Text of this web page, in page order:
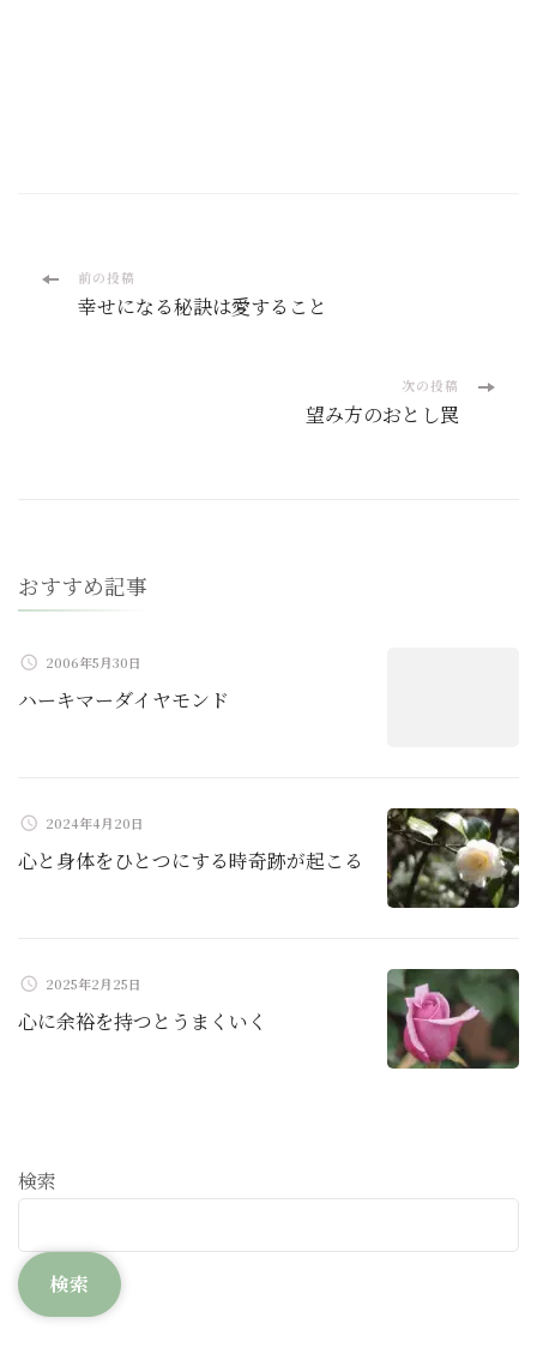
投
ー
シ
ョ
ン
前の投稿
幸せになる秘訣は愛すること
次の投稿
望み方のおとし罠
おすすめ記事
2006年5月30日
ハーキマーダイヤモンド
2024年4月20日
心と身体をひとつにする時奇跡が起こる
2025年2月25日
心に余裕を持つとうまくいく
検索
検索